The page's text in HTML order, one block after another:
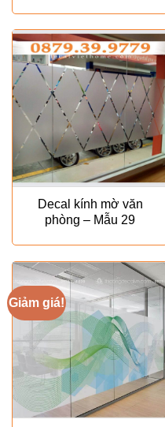
là:
₫180.000.
tại
là:
Decal kính mờ văn
phòng – Mẫu 29
Giảm giá!